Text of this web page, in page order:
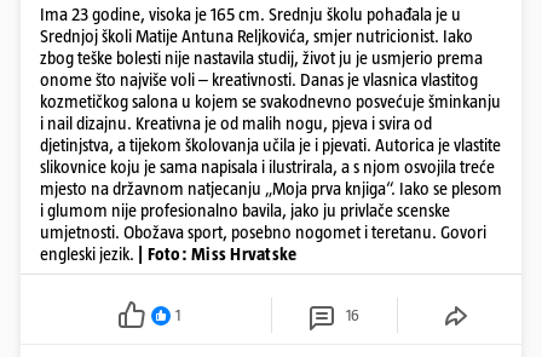
Ima 23 godine, visoka je 165 cm. Srednju školu pohađala je u
Srednjoj školi Matije Antuna Reljkovića, smjer nutricionist. Iako
zbog teške bolesti nije nastavila studij, život ju je usmjerio prema
onome što najviše voli – kreativnosti. Danas je vlasnica vlastitog
kozmetičkog salona u kojem se svakodnevno posvećuje šminkanju
i nail dizajnu. Kreativna je od malih nogu, pjeva i svira od
djetinjstva, a tijekom školovanja učila je i pjevati. Autorica je vlastite
slikovnice koju je sama napisala i ilustrirala, a s njom osvojila treće
mjesto na državnom natjecanju „Moja prva knjiga“. Iako se plesom
i glumom nije profesionalno bavila, jako ju privlače scenske
umjetnosti. Obožava sport, posebno nogomet i teretanu. Govori
engleski jezik.
| Foto: Miss Hrvatske
1 16